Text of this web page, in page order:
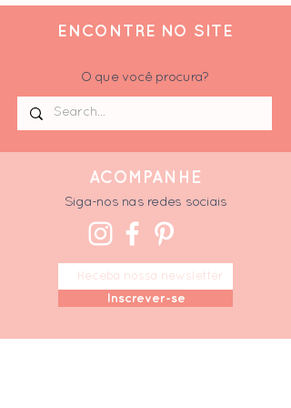
ENCONTRE NO SITE
O que você procura?
ACOMPANHE
Siga-nos nas redes sociais
Inscrever-se